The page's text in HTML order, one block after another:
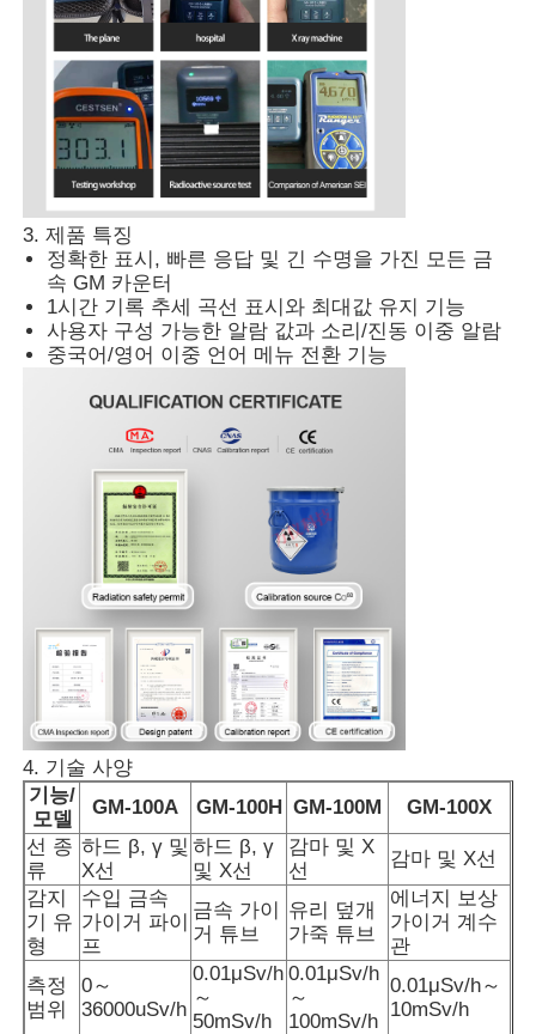
핵 방사선 탐지기
개인용피폭선량측정기
X- 선 센서
핵 방사선 감시 시스템
라돈 측정기
대기 음이온 측정기
PM2.5 감지기
분진계수계
미립자 물질 센서
공기 질 모니터링 장치
야외 공기 질 모니터링 시스템
음이온 감지기
오존 탐지기
3. 제품 특징
정확한 표시, 빠른 응답 및 긴 수명을 가진 모든 금
속 GM 카운터
1시간 기록 추세 곡선 표시와 최대값 유지 기능
사용자 구성 가능한 알람 값과 소리/진동 이중 알람
중국어/영어 이중 언어 메뉴 전환 기능
4. 기술 사양
기능/
모델
GM-100A GM-100H GM-100M
GM-100X
선 종
류
하드 β, γ 및
X선
하드 β, γ
및 X선
감마 및 X
선
감마 및 X선
감지
기 유
형
수입 금속
가이거 파이
프
금속 가이
거 튜브
유리 덮개
가죽 튜브
에너지 보상
가이거 계수
관
측정
범위
0～
36000uSv/h
0.01μSv/h
～
50mSv/h
0.01μSv/h
～
100mSv/h
0.01μSv/h～
10mSv/h